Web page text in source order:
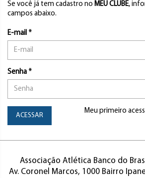
Se você já tem cadastro no MEU CLUBE,
campos abaixo.
E-mail *
Senha *
ACESSAR
Meu primeiro
Associação Atlética Banco do
Av. Coronel Marcos, 1000 Bairro